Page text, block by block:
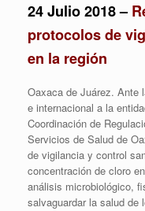
24 Julio 2018 –
protocolos de
en la región
Oaxaca de Juárez. Ante
e internacional a la
Coordinación de
Servicios de Salud de
de vigilancia y control
concentración de cloro
análisis microbiológico,
salvaguardar la salud